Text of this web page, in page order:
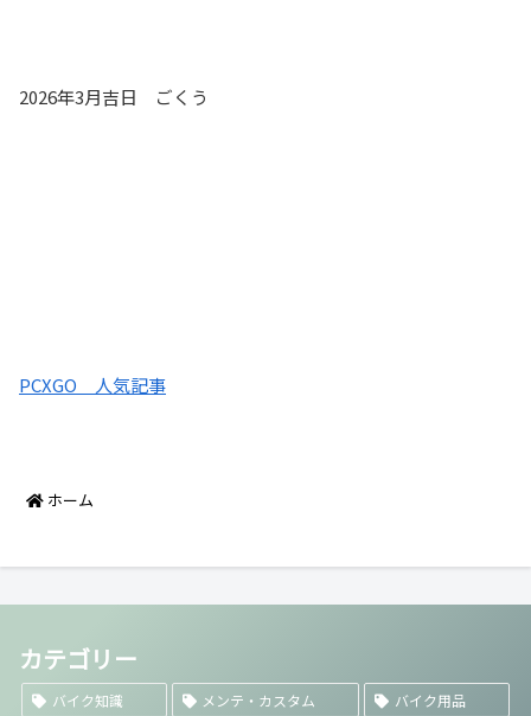
2026年3月吉日 ごくう
PCXGO 人気記事
ホーム
カテゴリー
バイク知識 メンテ・カスタム
バイク用品